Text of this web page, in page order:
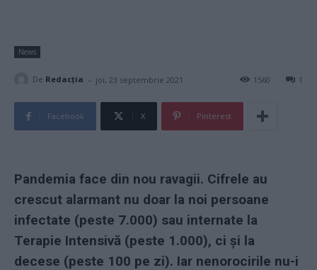
News
De Redacţia - joi, 23 septembrie 2021 1
1560
Facebook X Pinterest
Pandemia face din nou ravagii. Cifrele au
crescut alarmant nu doar la noi persoane
infectate (peste 7.000) sau internate la
Terapie Intensivă (peste 1.000), ci și la
decese (peste 100 pe zi). Iar nenorocirile nu-i